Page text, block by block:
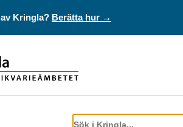
Kringla? Berätta hur →